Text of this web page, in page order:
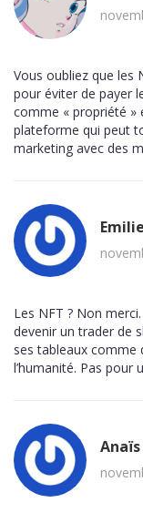
Vous oubliez que les
pour éviter de payer
comme « propriété »
plateforme qui peut
marketing avec des
Les NFT ? Non
devenir un trader de
ses tableaux comme
l’humanité. Pas pour
Anaïs